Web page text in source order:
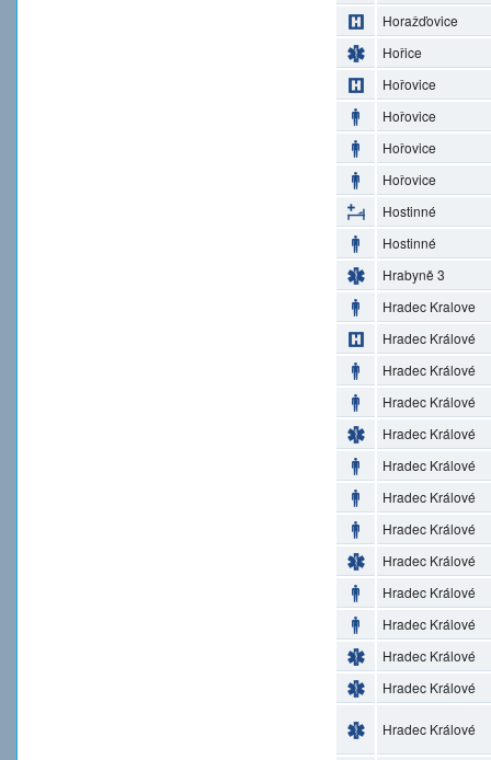
Horažďovice
Hořice
Hořovice
Hořovice
Hořovice
Hořovice
Hostinné
Hostinné
Hrabyně 3
Hradec Kralove
Hradec Králové
Hradec Králové
Hradec Králové
Hradec Králové
Hradec Králové
Hradec Králové
Hradec Králové
Hradec Králové
Hradec Králové
Hradec Králové
Hradec Králové
Hradec Králové
Hradec Králové